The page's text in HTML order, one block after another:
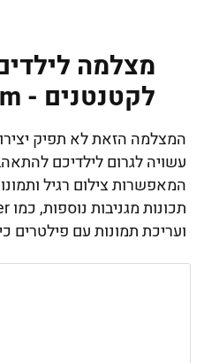
מצלמה
לקטנטנים - VTech KidiZoom
המצלמה הזאת לא תפיק
עשויה לגרום לילדיכם
המאפשרות צילום רגיל
ועריכת תמונות עם פילטרים